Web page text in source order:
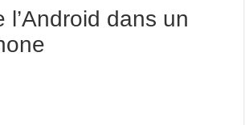
l’Android dans un